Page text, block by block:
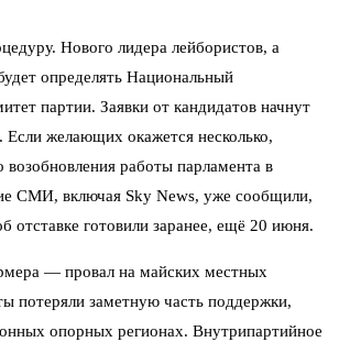
Нового лидера лейбористов, а
определять Национальный
партии. Заявки от кандидатов начнут
желающих окажется несколько,
работы парламента в
СМИ, включая Sky News, уже сообщили,
отставке готовили заранее, ещё 20 июня.
— провал на майских местных
потеряли заметную часть поддержки,
опорных регионах. Внутрипартийное